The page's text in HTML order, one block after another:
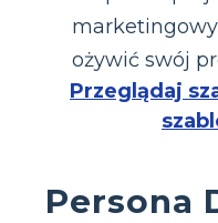
ożywić swój
Przeglądaj
Persona